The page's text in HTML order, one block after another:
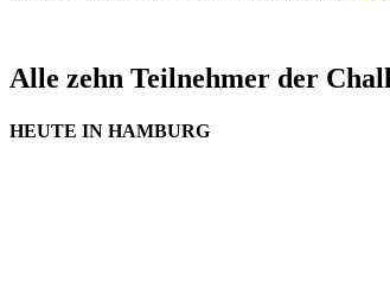
Alle zehn Teilnehmer der
HEUTE IN HAMBURG